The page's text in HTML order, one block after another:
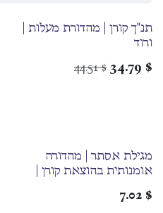
תנ"ך קורן | מהדורת מעלות |
ורוד
$
34.79
$
44.51
מגילת אסתר | מהדורה
אומנותית בהוצאת קורן |
$
7.02